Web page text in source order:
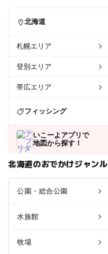
北海道
札幌エリア
登別エリア
帯広エリア
フィッシング
いこーよアプリで
地図から探す！
北海道のおでかけジャンル
公園・総合公園
水族館
牧場